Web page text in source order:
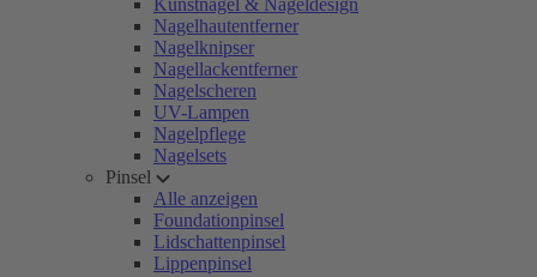
Kunstnägel & Nageldesign
Nagelhautentferner
Nagelknipser
Nagellackentferner
Nagelscheren
UV-Lampen
Nagelpflege
Nagelsets
Pinsel
Alle anzeigen
Foundationpinsel
Lidschattenpinsel
Lippenpinsel